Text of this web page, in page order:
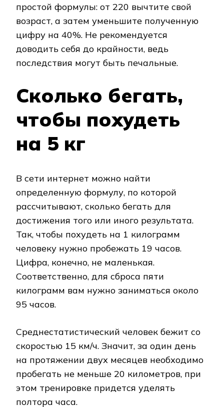
простой формулы: от 220 вычтите свой
возраст, а затем уменьшите полученную
цифру на 40%. Не рекомендуется
доводить себя до крайности, ведь
последствия могут быть печальные.
Сколько бегать,
чтобы похудеть
на 5 кг
В сети интернет можно найти
определенную формулу, по которой
рассчитывают, сколько бегать для
достижения того или иного результата.
Так, чтобы похудеть на 1 килограмм
человеку нужно пробежать 19 часов.
Цифра, конечно, не маленькая.
Соответственно, для сброса пяти
килограмм вам нужно заниматься около
95 часов.
Среднестатистический человек бежит со
скоростью 15 км/ч. Значит, за один день
на протяжении двух месяцев необходимо
пробегать не меньше 20 километров, при
этом тренировке придется уделять
полтора часа.